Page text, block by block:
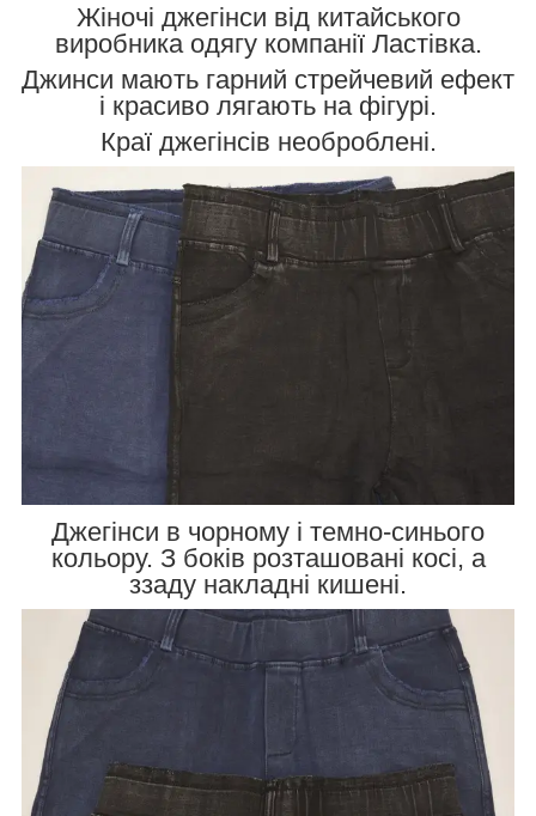
Жіночі джегінси від китайського
виробника одягу компанії Ластівка.
Джинси мають гарний стрейчевий ефект
і красиво лягають на фігурі.
Краї джегінсів необроблені.
Джегінси в чорному і темно-синього
кольору. З боків розташовані косі, а
ззаду накладні кишені.